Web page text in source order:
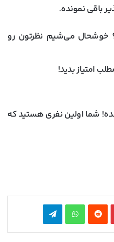
باقی نمونده.
خوشحال می‌شیم نظرتون رو
امتیاز بدید!
شما اولین نفری هستید که
‫پین‌ترست‫رددیت واتس آپ تلگرام